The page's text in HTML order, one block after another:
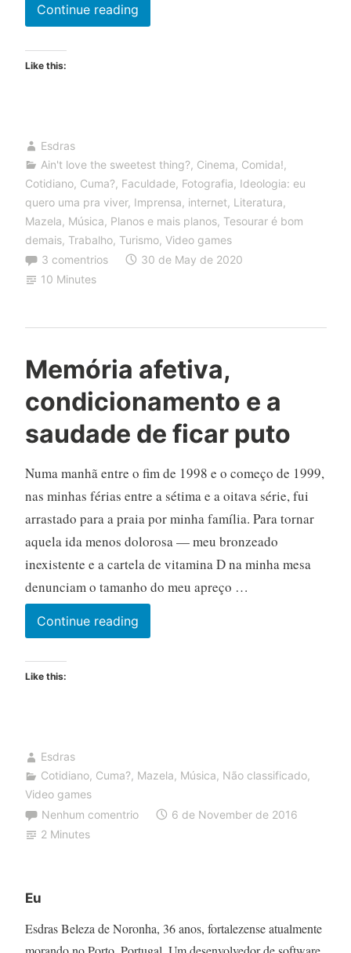
Continue readingDivagando
e
pandemia
Like this:
Esdras
Ain't love the sweetest thing?, Cinema, Comida!,
Cotidiano, Cuma?, Faculdade, Fotografia, Ideologia: eu
quero uma pra viver, Imprensa, internet, Literatura,
Mazela, Música, Planos e mais planos, Tesourar é bom
demais, Trabalho, Turismo, Video games
3 comentrios
30 de May de 2020
10 Minutes
Memória afetiva,
condicionamento e a
saudade de ficar puto
Numa manhã entre o fim de 1998 e o começo de 1999,
nas minhas férias entre a sétima e a oitava série, fui
arrastado para a praia por minha família. Para tornar
aquela ida menos dolorosa — meu bronzeado
inexistente e a cartela de vitamina D na minha mesa
denunciam o tamanho do meu apreço …
Continue readingMemória
afetiva,
ficar
Like this:
Esdras
Cotidiano, Cuma?, Mazela, Música, Não classificado,
Video games
Nenhum comentrio
6 de November de 2016
2 Minutes
Eu
Esdras Beleza de Noronha, 36 anos, fortalezense atualmente